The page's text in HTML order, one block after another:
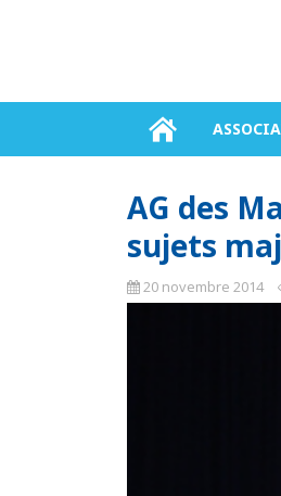
AG des
sujets
20 novembre 2014